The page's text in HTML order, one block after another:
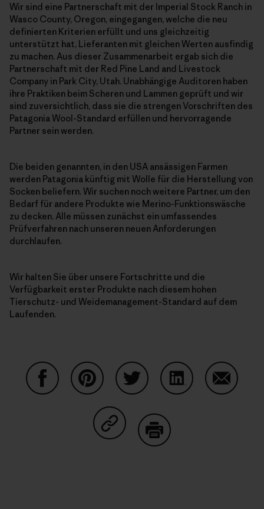
Wir sind eine Partnerschaft mit der Imperial Stock Ranch in
Wasco County, Oregon, eingegangen, welche die neu
definierten Kriterien erfüllt und uns gleichzeitig
unterstützt hat, Lieferanten mit gleichen Werten ausfindig
zu machen. Aus dieser Zusammenarbeit ergab sich die
Partnerschaft mit der Red Pine Land and Livestock
Company in Park City, Utah. Unabhängige Auditoren haben
ihre Praktiken beim Scheren und Lammen geprüft und wir
sind zuversichtlich, dass sie die strengen Vorschriften des
Patagonia Wool-Standard erfüllen und hervorragende
Partner sein werden.
Die beiden genannten, in den USA ansässigen Farmen
werden Patagonia künftig mit Wolle für die Herstellung von
Socken beliefern. Wir suchen noch weitere Partner, um den
Bedarf für andere Produkte wie Merino-Funktionswäsche
zu decken. Alle müssen zunächst ein umfassendes
Prüfverfahren nach unseren neuen Anforderungen
durchlaufen.
Wir halten Sie über unsere Fortschritte und die
Verfügbarkeit erster Produkte nach diesem hohen
Tierschutz- und Weidemanagement-Standard auf dem
Laufenden.
Share on Copy Link